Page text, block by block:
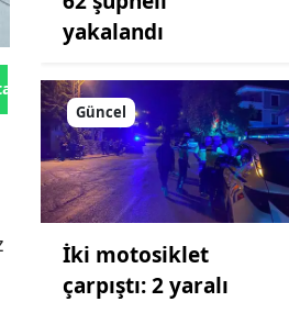
Gönder
yakalandı
Güncel
İki motosiklet
çarpıştı: 2 yaralı